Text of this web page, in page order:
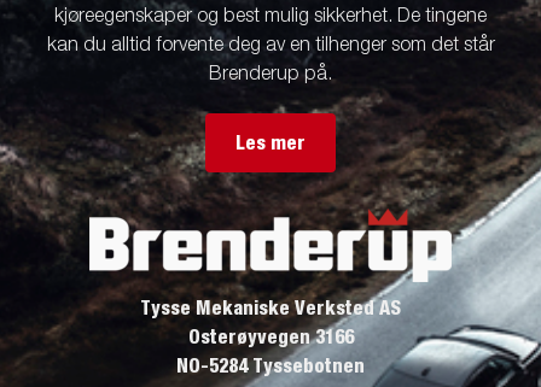
kjøreegenskaper og best mulig sikkerhet. De tingene
kan du alltid forvente deg av en tilhenger som det står
Brenderup på.
Les mer
Tysse Mekaniske Verksted AS
Osterøyvegen 3166
NO-5284 Tyssebotnen